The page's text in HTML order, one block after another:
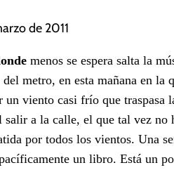
de 2011
menos se espera salta la
metro, en esta mañana en la
viento casi frío que traspasa
salir a la calle, el que tal vez no
por todos los vientos. Una
un libro. Está un